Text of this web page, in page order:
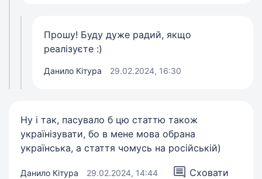
Прошу! Буду дуже радий, якщо
реалізуєте :)
Данило Кітура 29.02.2024, 16:30
Ну і так, пасувало б цю статтю також
українізувати, бо в мене мова обрана
українська, а стаття чомусь на російській)
Данило Кітура 29.02.2024, 14:44 Сховати